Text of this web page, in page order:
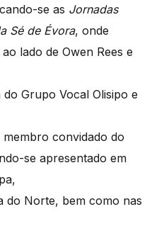
se as Jornadas
Sé de Évora, onde
lado de Owen Rees e
Grupo Vocal Olisipo e
convidado do
se apresentado em
do Norte, bem como nas